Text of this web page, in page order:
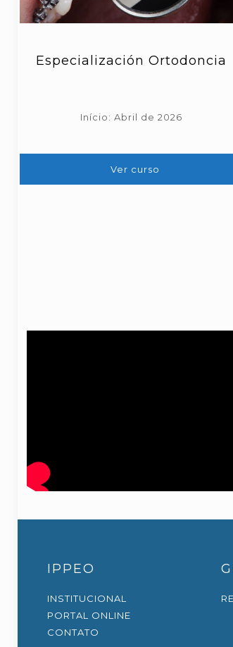
Especialización Ortodoncia
Início: Abril de 2026
Ver curso
IPPEO
INSTITUCIONAL
PORTAL ONLINE
CONTATO